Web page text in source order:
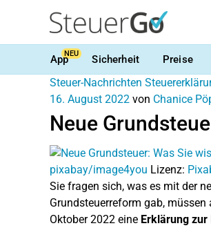
AppNEU Sicherheit Preise
Steuer-Nachrichten
16. August 2022 von Chanice
Neue
pixabay/image4you Lizenz:
Sie fragen sich, was es mit der
Grundsteuerreform gab,
Oktober 2022 eine Erklärung